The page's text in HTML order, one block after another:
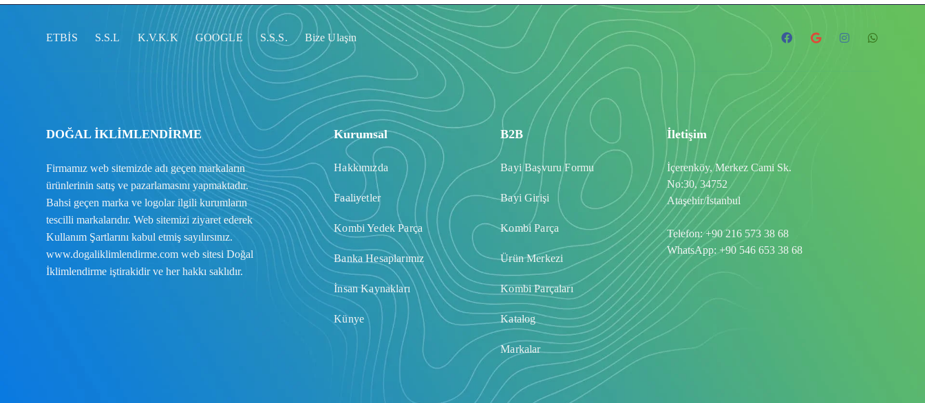
ETBİS S.S.L K.V.K.K GOOGLE S.S.S. Bize Ulaşın
DOĞAL İKLİMLENDİRME
Firmamız web sitemizde adı geçen markaların
ürünlerinin satış ve pazarlamasını yapmaktadır.
Bahsi geçen marka ve logolar ilgili kurumların
tescilli markalarıdır. Web sitemizi ziyaret ederek
Kullanım Şartlarını kabul etmiş sayılırsınız.
www.dogaliklimlendirme.com web sitesi Doğal
İklimlendirme iştirakidir ve her hakkı saklıdır.
Kurumsal
Hakkımızda
Faaliyetler
Kombi Yedek Parça
Banka Hesaplarımız
İnsan Kaynakları
Künye
B2B
Bayi Başvuru Formu
Bayi Girişi
Kombi Parça
Ürün Merkezi
Kombi Parçaları
Katalog
Markalar
İletişim
İçerenköy, Merkez Cami Sk.
No:30, 34752
Ataşehir/İstanbul
Telefon:+90 216 573 38 68
WhatsApp:+90 546 653 38 68